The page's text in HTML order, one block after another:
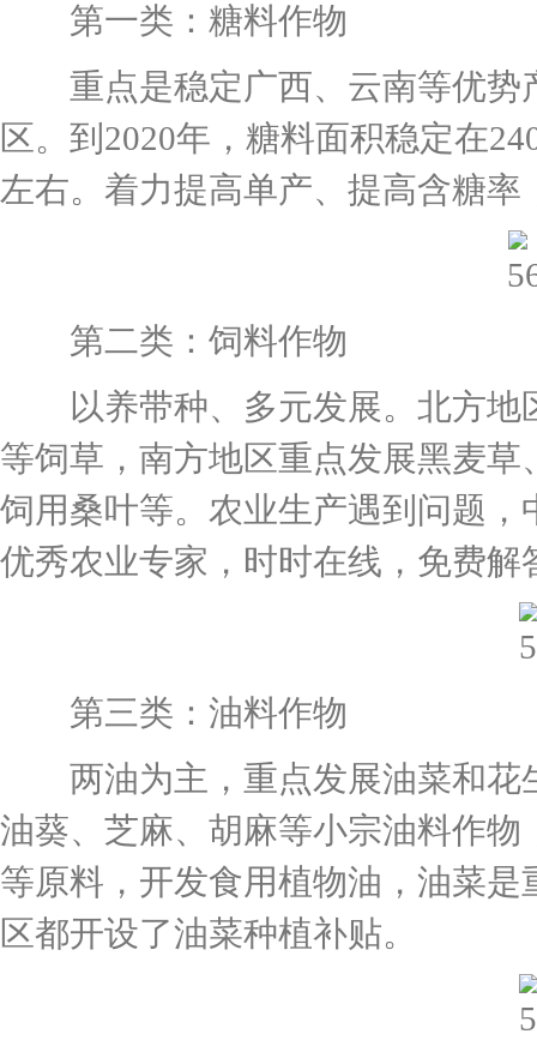
第一类：糖料作物
重点是稳定广西、云南等优势
区。到2020年，糖料面积稳定在
左右。着力提高单产、提高含糖
第二类：饲料作物
以养带种、多元发展。北方地
等饲草，南方地区重点发展黑麦
饲用桑叶等。农业生产遇到问题
优秀农业专家，时时在线，免费解
第三类：油料作物
两油为主，重点发展油菜和花
油葵、芝麻、胡麻等小宗油料作
等原料，开发食用植物油，油菜
区都开设了油菜种植补贴。